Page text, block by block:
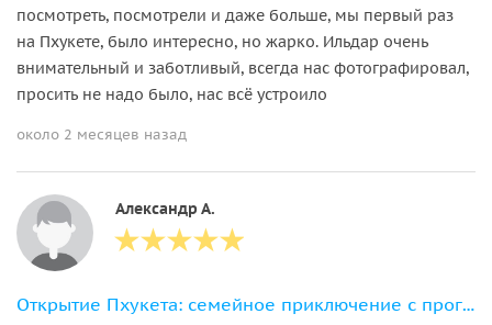
посмотреть, посмотрели и даже больше, мы первый раз
на Пхукете, было интересно, но жарко. Ильдар очень
внимательный и заботливый, всегда нас фотографировал,
просить не надо было, нас всё устроило
около 2 месяцев назад
Александр А.
Открытие Пхукета: семейное приключение с прогулкой со слонами